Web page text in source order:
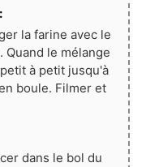
la farine avec le
le mélange
à petit jusqu'à
boule. Filmer et
dans le bol du